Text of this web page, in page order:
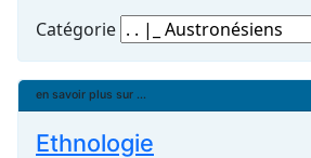
Catégorie
en savoir plus sur ...
Ethnologie